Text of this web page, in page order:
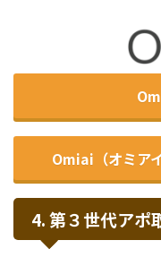
Omiai（オミア
4. 第３世代アポ